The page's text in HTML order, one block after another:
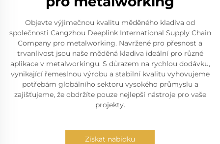
Objevte výjimečnou kvalitu měděného kladiva od
společnosti Cangzhou Deeplink International Supply Chain
Company pro metalworking. Navržené pro přesnost a
trvanlivost jsou naše měděná kladiva ideální pro různé
aplikace v metalworkingu. S důrazem na rychlou dodávku,
vynikající řemeslnou výrobu a stabilní kvalitu vyhovujeme
potřebám globálního sektoru vysokého průmyslu a
zajišťujeme, že obdržíte pouze nejlepší nástroje pro vaše
projekty.
Získat nabídku